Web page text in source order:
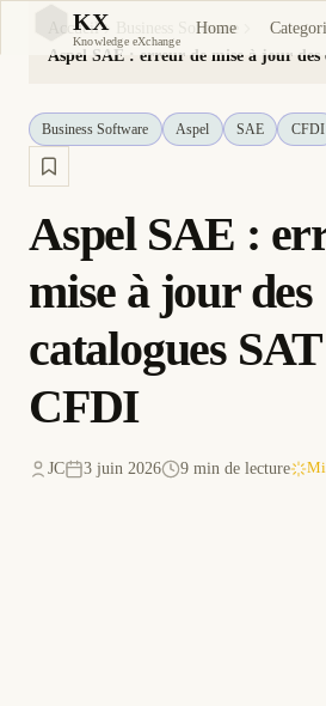
KX
Knowledge eXchange
Home
Accueil
Business Software
Aspel SAE : erreur de mise à jour
Business Software Aspel SAE CFDI
Aspel SAE :
mise à jour des
catalogues
CFDI
JC 3 juin 2026 9 min de lecture